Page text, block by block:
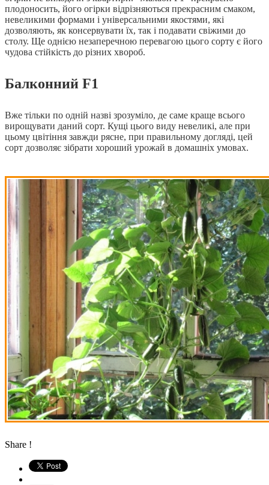
плодоносить, його огірки відрізняються прекрасним смаком,
невеликими формами і універсальними якостями, які
дозволяють, як консервувати їх, так і подавати свіжими до
столу. Ще однією незаперечною перевагою цього сорту є його
чудова стійкість до різних хвороб.
Балконний F1
Вже тільки по одній назві зрозуміло, де саме краще всього
вирощувати даний сорт. Кущі цього виду невеликі, але при
цьому цвітіння завжди рясне, при правильному догляді, цей
сорт дозволяє зібрати хороший урожай в домашніх умовах.
Share !